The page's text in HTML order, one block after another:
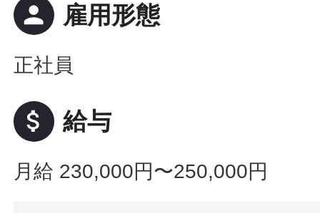
person 雇用形態
正社員
attach_money 給与
月給 230,000円〜250,000円